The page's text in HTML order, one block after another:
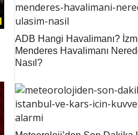
ADB Hangi Havalimanı?
Menderes Havalimanı
Nasıl?